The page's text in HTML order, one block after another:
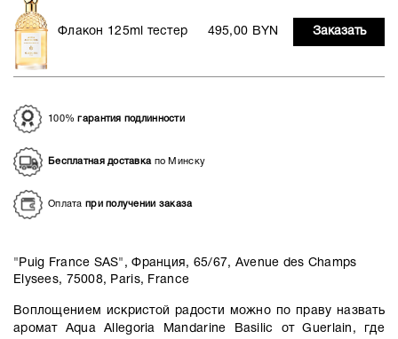
Флакон 125ml тестер 495,00 BYN Заказать
100%гарантия подлинности
Бесплатная доставкапо Минску
Оплата при получении заказа
"Puig France SAS", Франция, 65/67, Avenue des Champs
Elysees, 75008, Paris, France
Воплощением искристой радости можно по праву назвать
аромат Aqua Allegoria Mandarine Basilic от Guerlain, где